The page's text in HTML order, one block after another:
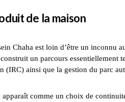
de la maison
Chaha est loin d’être un inconnu
un parcours essentiellement
(IRC) ainsi que la gestion du parc
apparaît comme un choix de